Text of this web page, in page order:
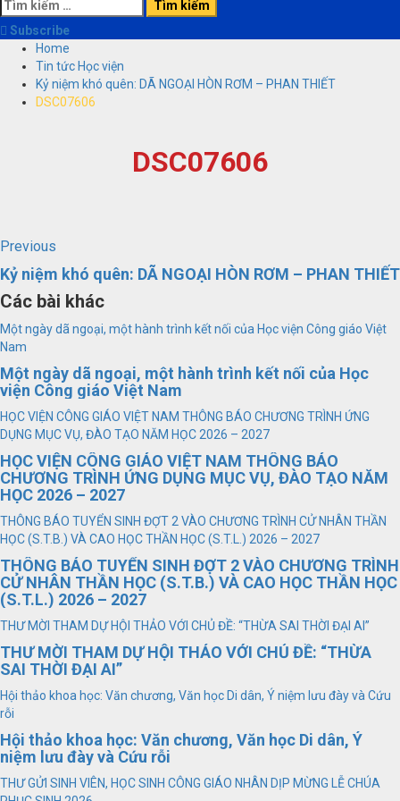
kiếm
cho:Subscribe
Home
Tin tức Học viện
Kỷ niệm khó quên: DÃ NGOẠI HÒN RƠM – PHAN THIẾT
DSC07606
DSC07606
Continue
Reading
Previous
post:
Kỷ niệm khó quên: DÃ NGOẠI HÒN RƠM – PHAN THIẾT
Các bài khác
Một ngày dã ngoại, một hành trình kết nối của Học viện Công giáo Việt
Nam
Một ngày dã ngoại, một hành trình kết nối của Học
viện Công giáo Việt Nam
HỌC VIỆN CÔNG GIÁO VIỆT NAM THÔNG BÁO CHƯƠNG TRÌNH ỨNG
DỤNG MỤC VỤ, ĐÀO TẠO NĂM HỌC 2026 – 2027
HỌC VIỆN CÔNG GIÁO VIỆT NAM THÔNG BÁO
CHƯƠNG TRÌNH ỨNG DỤNG MỤC VỤ, ĐÀO TẠO NĂM
HỌC 2026 – 2027
THÔNG BÁO TUYỂN SINH ĐỢT 2 VÀO CHƯƠNG TRÌNH CỬ NHÂN THẦN
HỌC (S.T.B.) VÀ CAO HỌC THẦN HỌC (S.T.L.) 2026 – 2027
THÔNG BÁO TUYỂN SINH ĐỢT 2 VÀO CHƯƠNG TRÌNH
CỬ NHÂN THẦN HỌC (S.T.B.) VÀ CAO HỌC THẦN HỌC
(S.T.L.) 2026 – 2027
THƯ MỜI THAM DỰ HỘI THẢO VỚI CHỦ ĐỀ: “THỪA SAI THỜI ĐẠI AI”
THƯ MỜI THAM DỰ HỘI THẢO VỚI CHỦ ĐỀ: “THỪA
SAI THỜI ĐẠI AI”
Hội thảo khoa học: Văn chương, Văn học Di dân, Ý niệm lưu đày và Cứu
rỗi
Hội thảo khoa học: Văn chương, Văn học Di dân, Ý
niệm lưu đày và Cứu rỗi
THƯ GỬI SINH VIÊN, HỌC SINH CÔNG GIÁO NHÂN DỊP MỪNG LỄ CHÚA